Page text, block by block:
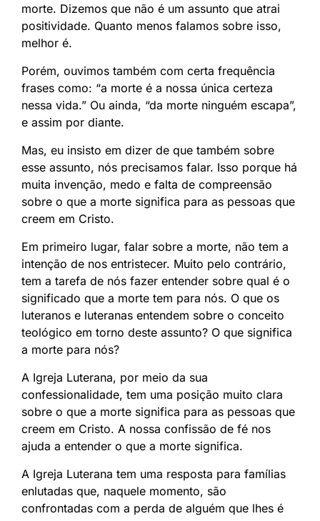
morte. Dizemos que não é um assunto que atrai
positividade. Quanto menos falamos sobre isso,
melhor é.
Porém, ouvimos também com certa frequência
frases como: “a morte é a nossa única certeza
nessa vida.” Ou ainda, “da morte ninguém escapa”,
e assim por diante.
Mas, eu insisto em dizer de que também sobre
esse assunto, nós precisamos falar. Isso porque há
muita invenção, medo e falta de compreensão
sobre o que a morte significa para as pessoas que
creem em Cristo.
Em primeiro lugar, falar sobre a morte, não tem a
intenção de nos entristecer. Muito pelo contrário,
tem a tarefa de nós fazer entender sobre qual é o
significado que a morte tem para nós. O que os
luteranos e luteranas entendem sobre o conceito
teológico em torno deste assunto? O que significa
a morte para nós?
A Igreja Luterana, por meio da sua
confessionalidade, tem uma posição muito clara
sobre o que a morte significa para as pessoas que
creem em Cristo. A nossa confissão de fé nos
ajuda a entender o que a morte significa.
A Igreja Luterana tem uma resposta para famílias
enlutadas que, naquele momento, são
confrontadas com a perda de alguém que lhes é